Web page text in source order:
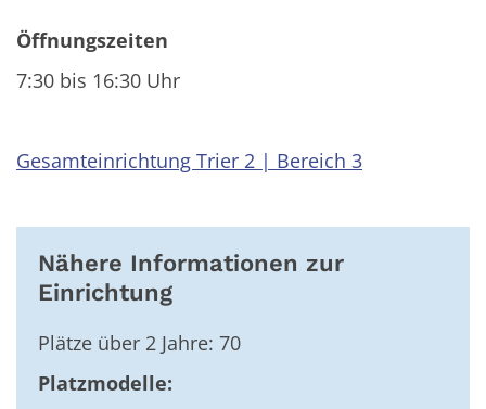
Öffnungszeiten
7:30 bis 16:30 Uhr
Gesamteinrichtung Trier 2 | Bereich 3
Nähere Informationen zur
Einrichtung
Plätze über 2 Jahre: 70
Platzmodelle: